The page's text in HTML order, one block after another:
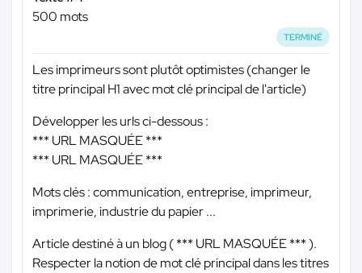
500 mots
TERMINÉ
Les imprimeurs sont plutôt optimistes (changer le
titre principal H1 avec mot clé principal de l'article)
Développer les urls ci-dessous :
*** URL MASQUÉE ***
*** URL MASQUÉE ***
Mots clés : communication, entreprise, imprimeur,
imprimerie, industrie du papier ...
Article destiné à un blog (*** URL MASQUÉE ***).
Respecter la notion de mot clé principal dans les titres